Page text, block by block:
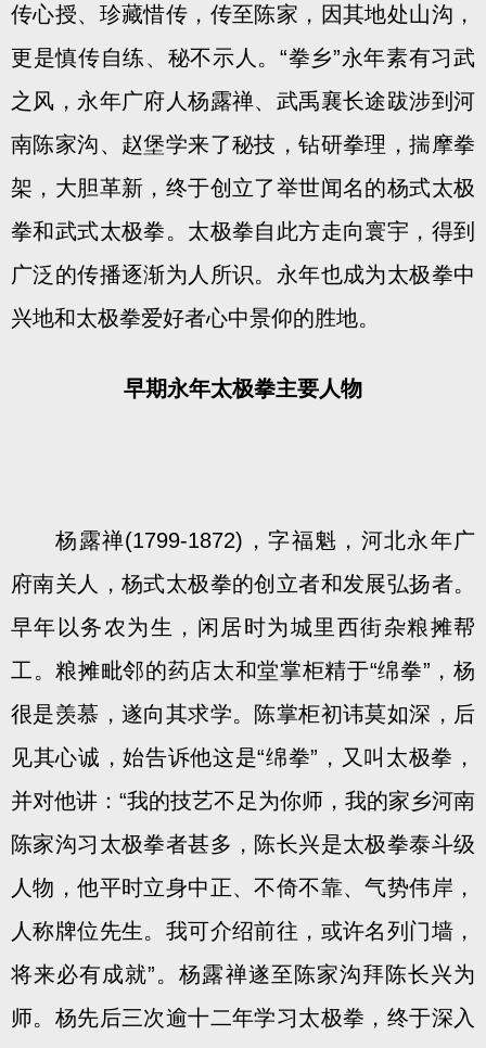
传心授、珍藏惜传，传至陈家，因其地处山沟，
更是慎传自练、秘不示人。“拳乡”永年素有习武
之风，永年广府人杨露禅、武禹襄长途跋涉到河
南陈家沟、赵堡学来了秘技，钻研拳理，揣摩拳
架，大胆革新，终于创立了举世闻名的杨式太极
拳和武式太极拳。太极拳自此方走向寰宇，得到
广泛的传播逐渐为人所识。永年也成为太极拳中
兴地和太极拳爱好者心中景仰的胜地。
早期永年太极拳主要人物
杨露禅(1799-1872)，字福魁，河北永年广
府南关人，杨式太极拳的创立者和发展弘扬者。
早年以务农为生，闲居时为城里西街杂粮摊帮
工。粮摊毗邻的药店太和堂掌柜精于“绵拳”，杨
很是羡慕，遂向其求学。陈掌柜初讳莫如深，后
见其心诚，始告诉他这是“绵拳”，又叫太极拳，
并对他讲：“我的技艺不足为你师，我的家乡河南
陈家沟习太极拳者甚多，陈长兴是太极拳泰斗级
人物，他平时立身中正、不倚不靠、气势伟岸，
人称牌位先生。我可介绍前往，或许名列门墙，
将来必有成就”。杨露禅遂至陈家沟拜陈长兴为
师。杨先后三次逾十二年学习太极拳，终于深入